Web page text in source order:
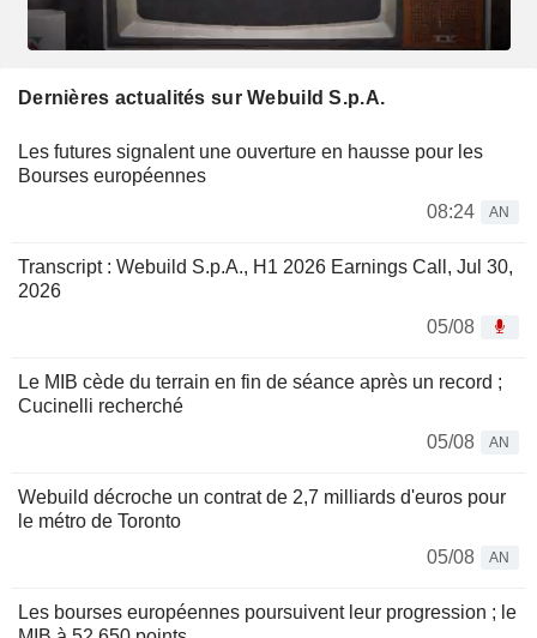
Dernières actualités sur Webuild S.p.A.
Les futures signalent une ouverture en hausse pour les
Bourses européennes
08:24
AN
Transcript : Webuild S.p.A., H1 2026 Earnings Call, Jul 30,
2026
05/08
Le MIB cède du terrain en fin de séance après un record ;
Cucinelli recherché
05/08
AN
Webuild décroche un contrat de 2,7 milliards d'euros pour
le métro de Toronto
05/08
AN
Les bourses européennes poursuivent leur progression ; le